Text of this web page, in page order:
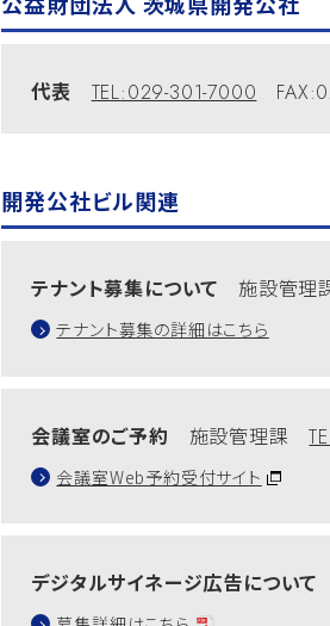
代表 TEL:029-301-7000
開発公社ビル関連
テナント募集について 施設管理
テナント募集の詳細はこちら
会議室のご予約 施設管理課
会議室Web予約受付サイト
デジタルサイネージ広告について